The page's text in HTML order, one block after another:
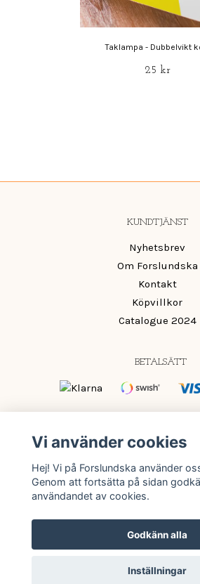
Taklampa - Dubbelvikt
25 kr
KUNDTJÄNST
Nyhetsbrev
Om Forslundska
Kontakt
Köpvillkor
Catalogue 2024
BETALSÄTT
Färg ska vara roligt och passa
eller lite.
Vi använder cookies
Hej! Vi på Forslundska använder
Genom att fortsätta på sidan
användandet av cookies.
Godkänn alla
Inställningar